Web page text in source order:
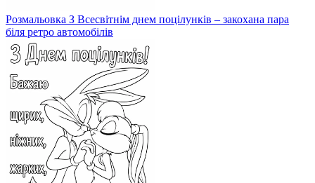
Розмальовка З Всесвітнім днем поцілунків – закохана пара
біля ретро автомобілів